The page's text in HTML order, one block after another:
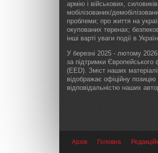
армію і військових, силовиків
мобілізованих/
проблеми; про життя на
окупованих теренах;
інші варті уваги події в
У березні 2025 - лютому
за підтримки
(EED). Зміст наших
відображає офіційну
відповідальністю наших
Архів Головна